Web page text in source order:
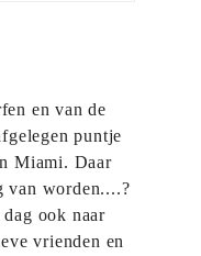
en van de
puntje
Miami. Daar
van worden....?
ook naar
vrienden en